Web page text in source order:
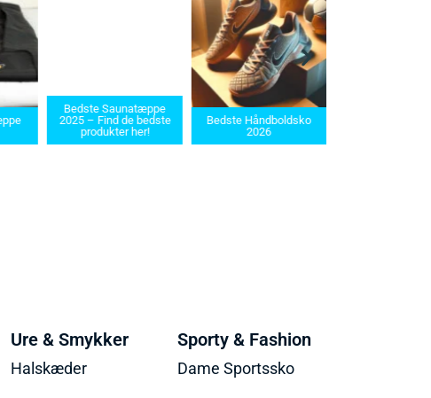
Bedste Saunatæppe
2025 – Find de bedste
produkter her!
Bedste Håndboldsko
2026
Bedste
Ure & Smykker
Halskæder
Sporty & Fashion
Dame Sportssko